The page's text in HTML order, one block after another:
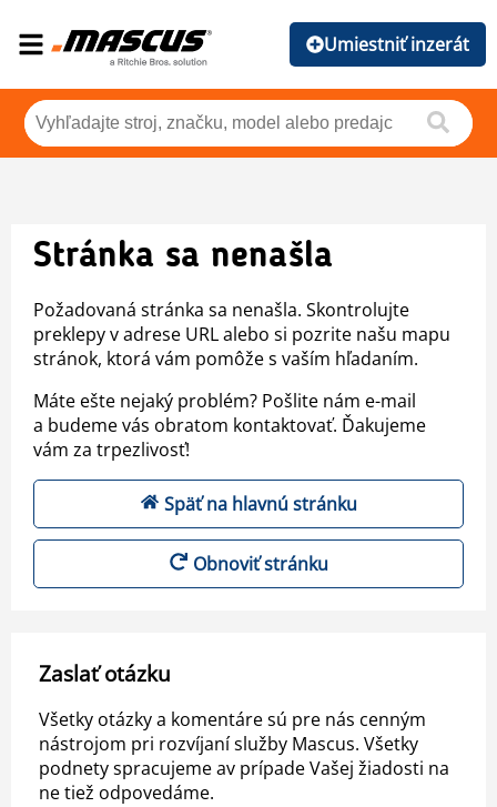
Umiestniť inzerát
Stránka sa nenašla
Požadovaná stránka sa nenašla. Skontrolujte
preklepy v adrese URL alebo si pozrite našu mapu
stránok, ktorá vám pomôže s vaším hľadaním.
Máte ešte nejaký problém? Pošlite nám e-mail
a budeme vás obratom kontaktovať. Ďakujeme
vám za trpezlivosť!
Späť na hlavnú stránku
Obnoviť stránku
Zaslať otázku
Všetky otázky a komentáre sú pre nás cenným
nástrojom pri rozvíjaní služby Mascus. Všetky
podnety spracujeme av prípade Vašej žiadosti na
ne tiež odpovedáme.